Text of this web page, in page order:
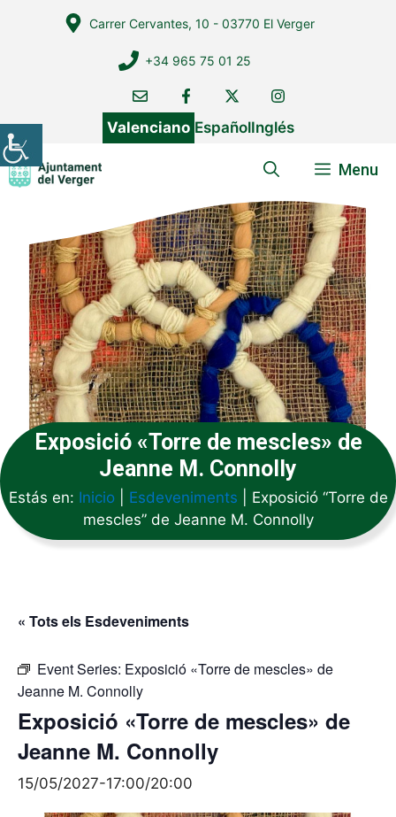
Carrer Cervantes, 10 - 03770 El Verger
+34 965 75 01 25
Valenciano EspañolInglés
Menu
Exposició «Torre de mescles» de
Jeanne M. Connolly
Estás en: Inicio| Esdeveniments
Exposició “Torre de
mescles” de Jeanne M. Connolly
« Tots els Esdeveniments
Event Series: Exposició «Torre de mescles» de
Jeanne M. Connolly
Exposició «Torre de mescles» de
Jeanne M. Connolly
15/05/2027-17:00/20:00